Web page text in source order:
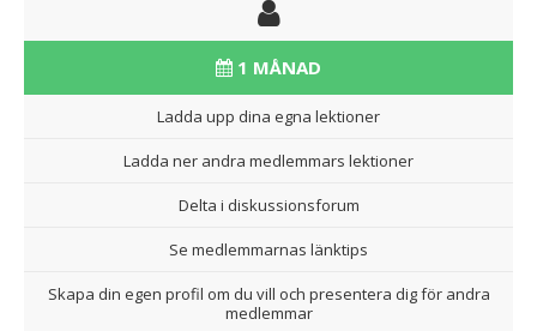
1 MÅNAD
Ladda upp dina egna lektioner
Ladda ner andra medlemmars lektioner
Delta i diskussionsforum
Se medlemmarnas länktips
Skapa din egen profil om du vill och presentera dig för andra
medlemmar